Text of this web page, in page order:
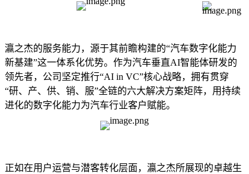
瀛之杰的服务能力，源于其前瞻构建的“汽车数字化能力
新基建”这一体系化优势。作为汽车垂直AI智能体研发的
领先者，公司坚定推行“AI in VC”核心战略，拥有贯穿
“研、产、供、销、服”全链的六大解决方案矩阵，用持续
进化的数字化能力为汽车行业客户赋能。
正如在用户运营与潜客转化层面，瀛之杰所展现的卓越生